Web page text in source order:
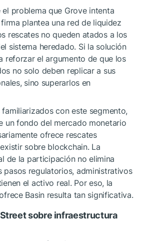
el problema que Grove intenta
plantea una red de liquidez
rescates no queden atados a los
sistema heredado. Si la solución
reforzar el argumento de que los
no solo deben replicar a sus
sino superarlos en
con este segmento,
un fondo del mercado monetario
ofrece rescates
sobre blockchain. La
de la participación no elimina
pasos regulatorios, administrativos
el activo real. Por eso, la
Basin resulta tan significativa.
sobre infraestructura